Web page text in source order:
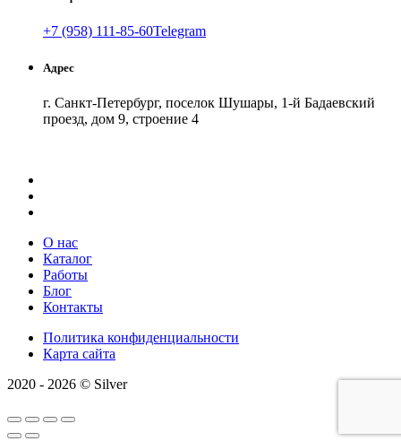
+7 (958) 111-85-60Telegram
Адрес
г. Санкт-Петербург, поселок Шушары, 1-й Бадаевский
проезд, дом 9, строение 4
Как добраться API Карт
О нас
Каталог
Работы
Блог
Контакты
Политика конфиденциальности
Карта сайта
2020 - 2026 © Silver